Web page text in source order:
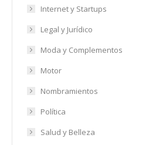
Internet y Startups
Legal y Jurídico
Moda y Complementos
Motor
Nombramientos
Política
Salud y Belleza